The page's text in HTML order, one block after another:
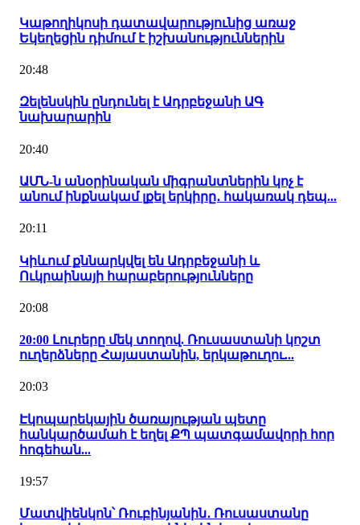
Կաթողիկոսի դատավարությունից առաջ
Եկեղեցին դիմում է իշխանություններին
20:48
Զելենսկին ընդունել է Ադրբեջանի ԱԳ
նախարարին
20:40
ԱՄՆ-ն անօրինական միգրանտներին կոչ է
անում ինքնակամ լքել երկիրը․ հակառակ դեպ...
20:11
Կիևում քննարկվել են Ադրբեջանի և
Ուկրաինայի հարաբերությունները
20:08
20:00 Լուրերը մեկ տողով. Ռուսաստանի կոշտ
ուղերձները Հայաստանին, երկաթուղու...
20:03
Էկոպարեկային ծառայության պետը
հանկարծամահ է եղել ՔՊ պատգամավորի հոր
հոգեհան...
19:57
Մատվիենկոն՝ Ռուբինյանին․ Ռուսաստանը